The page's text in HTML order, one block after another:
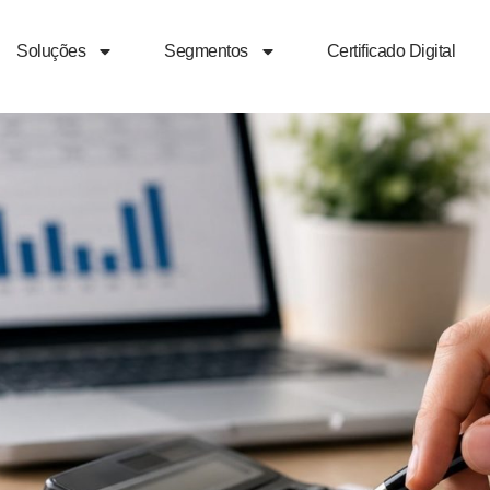
Soluções Segmentos Certificado Digital